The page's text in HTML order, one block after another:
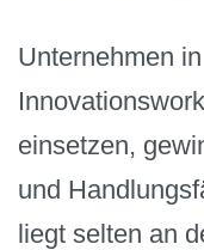
Unternehmen
einsetzen,
und
liegt selten an